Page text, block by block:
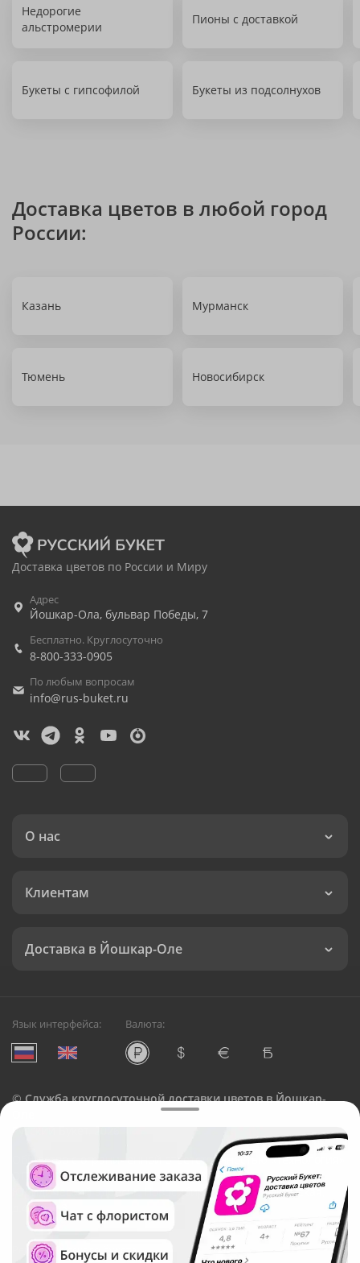
Недорогие
альстромерии
Пионы с доставкой
Букеты с гипсофилой Букеты из подсолнухов
Доставка цветов в любой город
России:
Казань Мурманск
Тюмень Новосибирск
Доставка цветов по России и Миру
Адрес
Йошкар-Ола, бульвар Победы, 7
Бесплатно. Круглосуточно
8-800-333-0905
По любым вопросам
info@rus-buket.ru
О нас
Клиентам
Доставка в Йошкар-Оле
Язык интерфейса: Валюта:
©Служба круглосуточной доставки цветов в Йошкар-
Русский Букет, 2026
Общество с ограниченной ответственностью «Технология»
ОГРН: 1195476081745, ИНН: 5410081997
Юридический адрес: г. Новосибирск, ул. Ипподромская,
д.42, оф. 3
Рейтинг Русского букета